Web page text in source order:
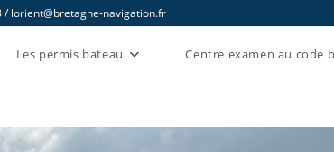
/ lorient@bretagne-navigation.fr
Les permis bateau Centre examen au code